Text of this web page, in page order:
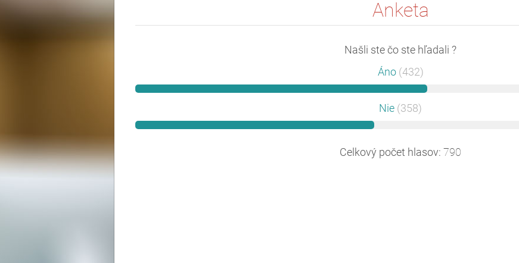
Anketa
Našli ste čo ste hľadali ?
Áno (432)
Nie (358)
Celkový počet hlasov: 790